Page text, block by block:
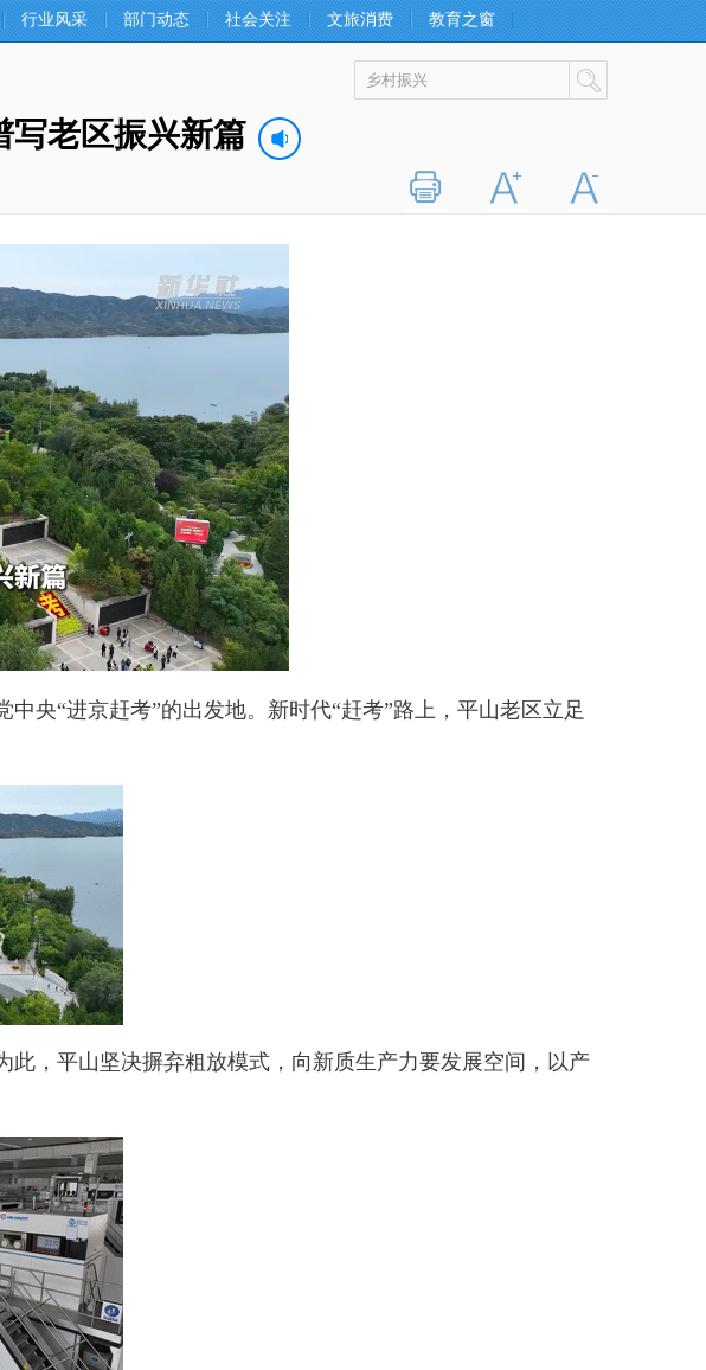
行业风采 部门动态 社会关注 文旅消费 教育之窗
写老区振兴新篇
“进京赶考”的出发地。新时代“赶考”路上，平山老区立足
，平山坚决摒弃粗放模式，向新质生产力要发展空间，以产